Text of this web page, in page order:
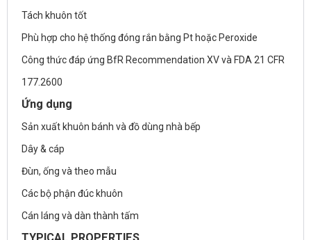
Tách khuôn tốt
Phù hợp cho hệ thống đóng rắn bằng Pt hoặc Peroxide
Công thức đáp ứng BfR Recommendation XV và FDA 21 CFR
177.2600
Ứng dụng
Sản xuất khuôn bánh và đồ dùng nhà bếp
Dây & cáp
Đùn, ống và theo mẫu
Các bộ phận đúc khuôn
Cán láng và dàn thành tấm